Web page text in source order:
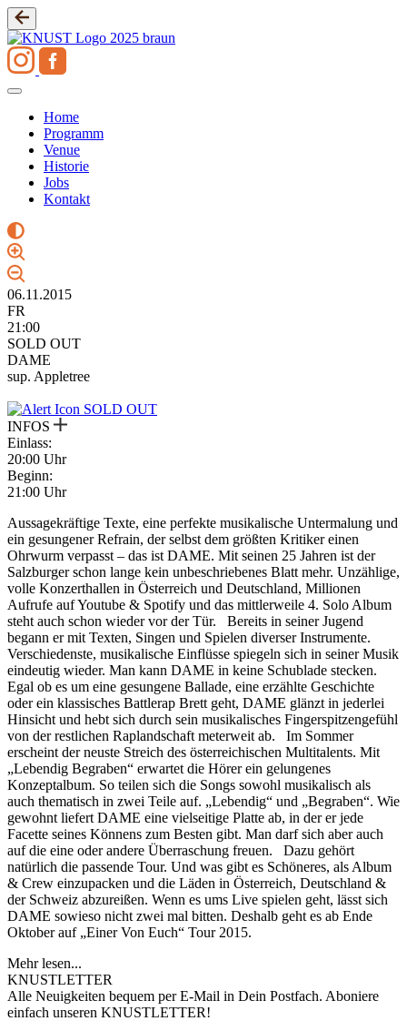
Zum
Inhalt
springen
Home
Programm
Venue
Historie
Jobs
Kontakt
06.11.2015
FR
21:00
SOLD OUT
DAME
sup. Appletree
SOLD OUT
INFOS
Einlass:
20:00 Uhr
Beginn:
21:00 Uhr
Aussagekräftige Texte, eine perfekte musikalische Untermalung und
ein gesungener Refrain, der selbst dem größten Kritiker einen
Ohrwurm verpasst – das ist DAME. Mit seinen 25 Jahren ist der
Salzburger schon lange kein unbeschriebenes Blatt mehr. Unzählige,
volle Konzerthallen in Österreich und Deutschland, Millionen
Aufrufe auf Youtube & Spotify und das mittlerweile 4. Solo Album
steht auch schon wieder vor der Tür. Bereits in seiner Jugend
begann er mit Texten, Singen und Spielen diverser Instrumente.
Verschiedenste, musikalische Einflüsse spiegeln sich in seiner Musik
eindeutig wieder. Man kann DAME in keine Schublade stecken.
Egal ob es um eine gesungene Ballade, eine erzählte Geschichte
oder ein klassisches Battlerap Brett geht, DAME glänzt in jederlei
Hinsicht und hebt sich durch sein musikalisches Fingerspitzengefühl
von der restlichen Raplandschaft meterweit ab. Im Sommer
erscheint der neuste Streich des österreichischen Multitalents. Mit
„Lebendig Begraben“ erwartet die Hörer ein gelungenes
Konzeptalbum. So teilen sich die Songs sowohl musikalisch als
auch thematisch in zwei Teile auf. „Lebendig“ und „Begraben“. Wie
gewohnt liefert DAME eine vielseitige Platte ab, in der er jede
Facette seines Könnens zum Besten gibt. Man darf sich aber auch
auf die eine oder andere Überraschung freuen. Dazu gehört
natürlich die passende Tour. Und was gibt es Schöneres, als Album
& Crew einzupacken und die Läden in Österreich, Deutschland &
der Schweiz abzureißen. Wenn es ums Live spielen geht, lässt sich
DAME sowieso nicht zwei mal bitten. Deshalb geht es ab Ende
Oktober auf „Einer Von Euch“ Tour 2015.
Mehr lesen...
KNUSTLETTER
Alle Neuigkeiten bequem per E-Mail in Dein Postfach. Aboniere
einfach unseren KNUSTLETTER!